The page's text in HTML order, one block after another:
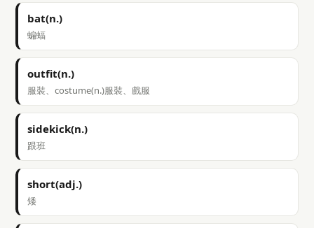
bat(n.)
蝙蝠
outfit(n.)
服裝、costume(n.)服裝、戲服
sidekick(n.)
跟班
short(adj.)
矮